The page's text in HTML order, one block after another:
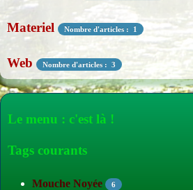
Materiel Nombre d'articles : 1
Web Nombre d'articles : 3
Le menu : c'est là !
Tags courants
Mouche Noyée 6